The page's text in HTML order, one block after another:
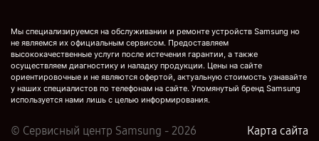
Мы специализируемся на обслуживании и ремонте устройств Samsung но
не являемся их официальным сервисом. Предоставляем
высококачественные услуги после истечения гарантии, а также
осуществляем диагностику и наладку продукции. Цены на сайте
ориентировочные и не являются офертой, актуальную стоимость узнавайте
у наших специалистов по телефонам на сайте. Упомянутый бренд Samsung
используется нами лишь с целью информирования.
© Сервисный центр Samsung - 2026 Карта сайта